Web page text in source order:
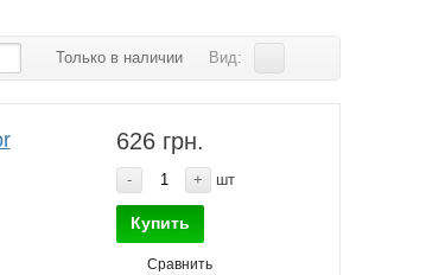
Только в наличии Вид:
626 грн.
- + шт
Купить
Сравнить